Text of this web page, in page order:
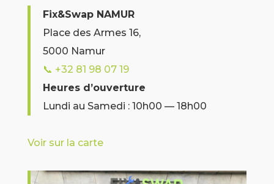
Fix&Swap NAMUR
Place des Armes 16,
5000 Namur
📞 +32 81 98 07 19
Heures d’ouverture
Lundi au Samedi : 10h00 — 18h00
Voir sur la carte